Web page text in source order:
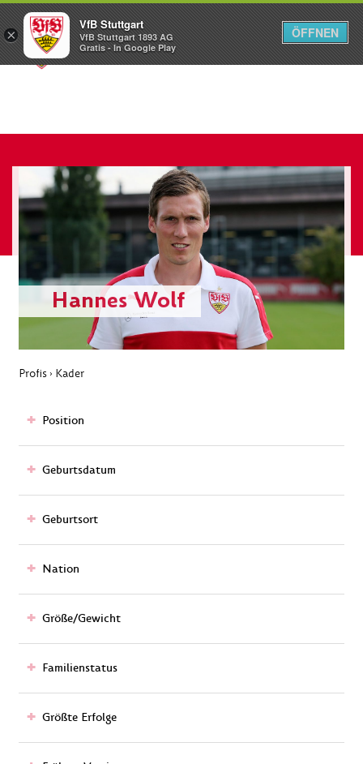
Menü
Hannes Wolf
Profis › Kader
Position
Geburtsdatum
Geburtsort
Nation
Größe/Gewicht
Familienstatus
Größte Erfolge
×
VfB Stuttgart
VfB Stuttgart 1893 AG
Gratis - In Google Play
ÖFFNEN